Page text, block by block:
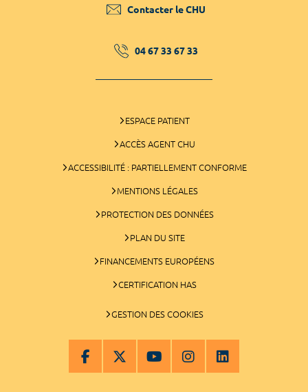
Contacter le CHU
04 67 33 67 33
ESPACE PATIENT
ACCÈS AGENT CHU
ACCESSIBILITÉ : PARTIELLEMENT CONFORME
MENTIONS LÉGALES
PROTECTION DES DONNÉES
PLAN DU SITE
FINANCEMENTS EUROPÉENS
CERTIFICATION HAS
GESTION DES COOKIES